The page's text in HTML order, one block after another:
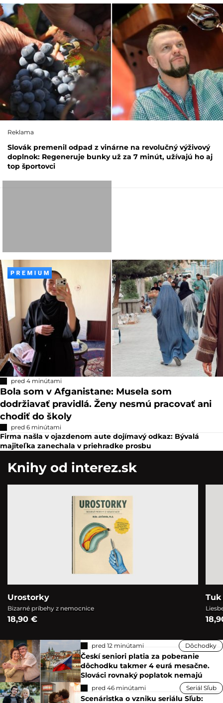
Reklama
Slovák premenil odpad z vinárne na revolučný výživový
doplnok: Regeneruje bunky už za 7 minút, užívajú ho aj
top športovci
pred 4 minútami
Bola som v Afganistane: Musela som
dodržiavať pravidlá. Ženy nesmú pracovať ani
chodiť do školy
pred 6 minútami
Firma našla v ojazdenom aute dojímavý odkaz: Bývalá
majiteľka zanechala v priehradke prosbu
Knihy od interez.sk
Urostorky
Bizarné príbehy z nemocnice
18,90 €
pred 12 minútami Dôchodky
Českí seniori platia za poberanie
dôchodku takmer 4 eurá mesačne.
Slováci rovnaký poplatok nemajú
pred 46 minútami Seriál Sľub
Scenáristka o vzniku seriálu Sľub: